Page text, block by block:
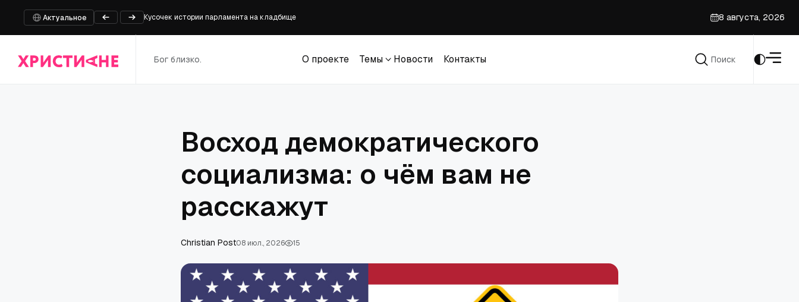
Актуальное
Правозащитники требуют свободы вероисповедания для Сирии
Вопреки всему: «Койот против ACME» наконец выходит в кинотеатрах в этом месяце
Опасения, что законопроект, поддерживаемый Белым домом, может отменить законы штатов, защищающие женский спорт
8 августа, 2026
Бог близко.
О проекте
Темы
Новости
Контакты
Поиск
Восход демократического
социализма: о чём вам не
расскажут
Сhristian Post08 июл., 2026 15